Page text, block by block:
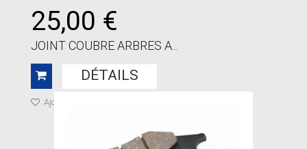
25,00 €
JOINT COUBRE ARBRES A...
DÉTAILS
Ajouter à ma liste de cadeaux